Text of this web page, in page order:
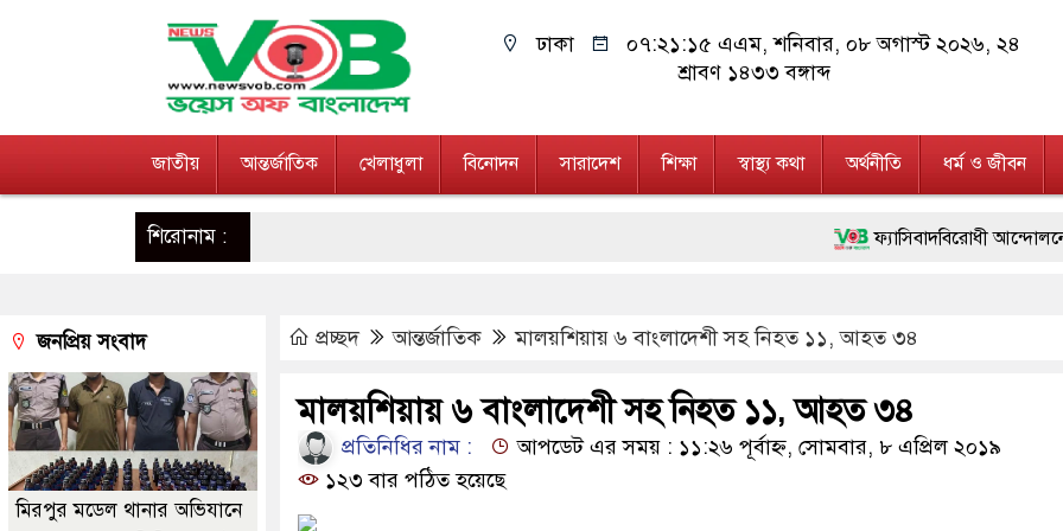
ঢাকা ০৭:২১:১৬ এএম, শনিবার, ০৮ অগাস্ট ২০২৬, ২৪
শ্রাবণ ১৪৩৩ বঙ্গাব্দ
জাতীয় আন্তর্জাতিক খেলাধুলা বিনোদন সারাদেশ শিক্ষা স্বাস্থ্য কথা অর্থনীতি ধর্ম ও জীবন
শিরোনাম : ফ্যাসিবাদবিরোধী আন্দোলনে
জনগণ পরিবর্তন চেয়েছে বলেই জুলাই
২৮ লাখ টাকার জাল নোটসহ
নেতৃত্ব ও গণতন্ত্রের মূর্তমান প্রতীক
অবৈধ বিদেশি পিস্তল, ম্যাগাজিন ও
প্রচ্ছদ আন্তর্জাতিক মালয়শিয়ায় ৬ বাংলাদেশী সহ নিহত ১১, আহত ৩৪
মালয়শিয়ায় ৬ বাংলাদেশী সহ নিহত ১১, আহত ৩৪
প্রতিনিধির নাম :
আপডেট এর সময় : ১১:২৬ পূর্বাহ্ন, সোমবার, ৮ এপ্রিল ২০১৯
১২৩ বার পঠিত হয়েছে
জনপ্রিয় সংবাদ
মিরপুর মডেল থানার অভিযানে